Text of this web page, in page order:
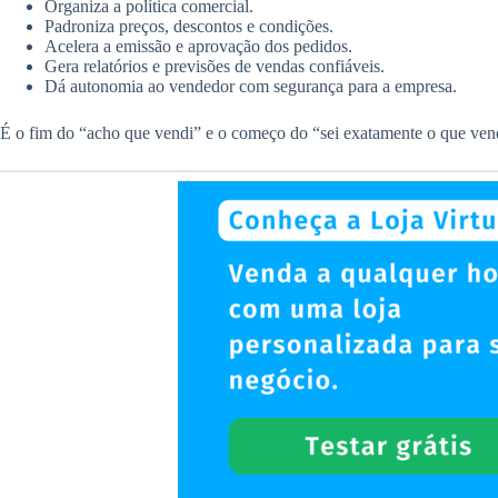
Organiza a política comercial.
Padroniza preços, descontos e condições.
Acelera a emissão e aprovação dos pedidos.
Gera relatórios e previsões de vendas confiáveis.
Dá autonomia ao vendedor com segurança para a empresa.
É o fim do “acho que vendi” e o começo do “sei exatamente o que